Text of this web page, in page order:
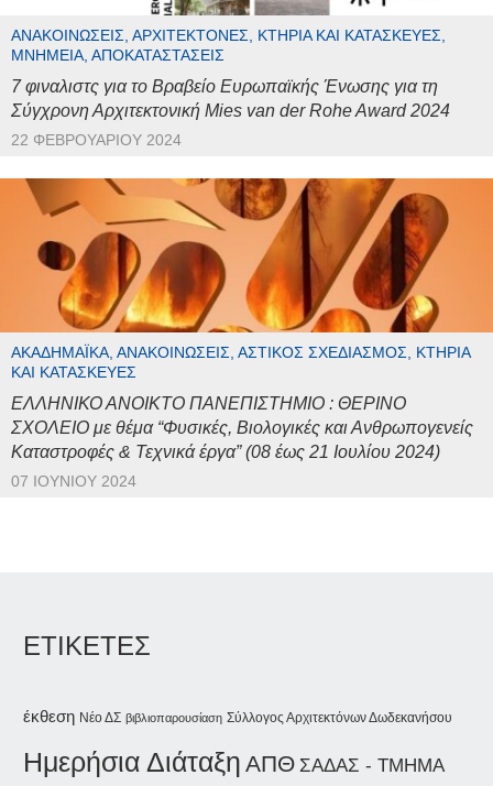
ΑΝΑΚΟΙΝΏΣΕΙΣ, ΑΡΧΙΤΈΚΤΟΝΕΣ, ΚΤΉΡΙΑ ΚΑΙ ΚΑΤΑΣΚΕΥΈΣ,
ΜΝΗΜΕΊΑ, ΑΠΟΚΑΤΑΣΤΆΣΕΙΣ
7 φιναλιστς για το Βραβείο Ευρωπαϊκής Ένωσης για τη
Σύγχρονη Αρχιτεκτονική Mies van der Rohe Award 2024
22 ΦΕΒΡΟΥΑΡΊΟΥ 2024
ΑΚΑΔΗΜΑΪΚΆ, ΑΝΑΚΟΙΝΏΣΕΙΣ, ΑΣΤΙΚΌΣ ΣΧΕΔΙΑΣΜΌΣ, ΚΤΉΡΙΑ
ΚΑΙ ΚΑΤΑΣΚΕΥΈΣ
ΕΛΛΗΝΙΚΟ ΑΝΟΙΚΤΟ ΠΑΝΕΠΙΣΤΗΜΙΟ : ΘΕΡΙΝΟ
ΣΧΟΛΕΙΟ με θέμα “Φυσικές, Βιολογικές και Ανθρωπογενείς
Καταστροφές & Τεχνικά έργα” (08 έως 21 Ιουλίου 2024)
07 ΙΟΥΝΊΟΥ 2024
ΕΤΙΚΕΤΕΣ
έκθεση Νέο ΔΣ βιβλιοπαρουσίαση Σύλλογος Αρχιτεκτόνων Δωδεκανήσου
Ημερήσια Διάταξη ΑΠΘ ΣΑΔΑΣ - ΤΜΗΜΑ